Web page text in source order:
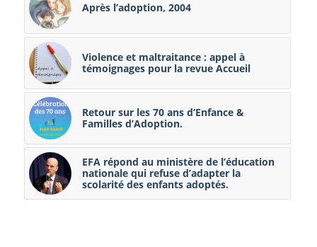
Après l’adoption, 2004
Violence et maltraitance : appel à
témoignages pour la revue Accueil
Retour sur les 70 ans d’Enfance &
Familles d’Adoption.
EFA répond au ministère de l’éducation
nationale qui refuse d’adapter la
scolarité des enfants adoptés.